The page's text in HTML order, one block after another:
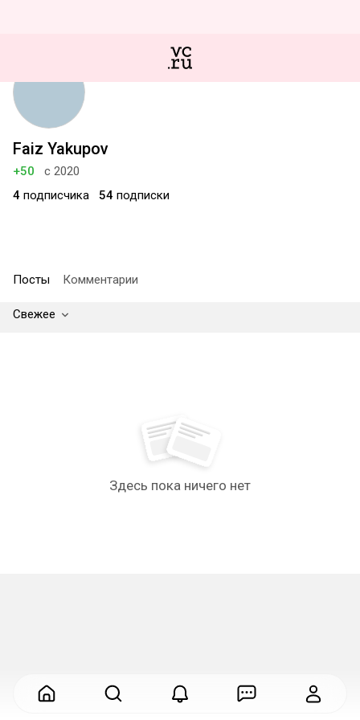
Faiz Yakupov
+50
с 2020
4 подписчика 54 подписки
Посты Комментарии
Свежее
Здесь пока ничего нет